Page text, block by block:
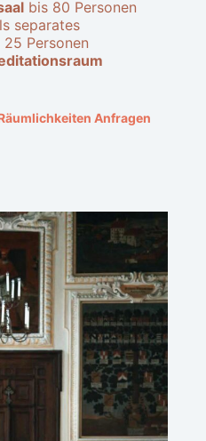
bis 80 Personen
separates
Personen
Anfragen